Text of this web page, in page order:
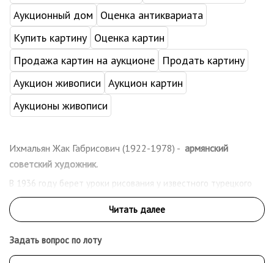
Аукционный дом
Оценка антиквариата
Купить картину Оценка картин
Продажа картин на аукционе
Продать картину
Аукцион живописи Аукцион картин
Аукционы живописи
Ихмальян Жак Габрисович (1922-1978) - армянский
советский художник.
В 1936 году берет уроки рисования у известного турецкого
художника Абиддина Дино. В 1942 году поступил в
Стамбульскую Академию изящных искусств на живописный
факультет. В 1944 году арестован и посажен в тюрьму за
политическую деятельность. В 1949 году эмигрирует из
Турции в Сирию. В 1956 году переезжает в Польшу, работает
на студии мультфильмов. В 1959 году уезжает в Китай. Живет
Задать вопрос по лоту